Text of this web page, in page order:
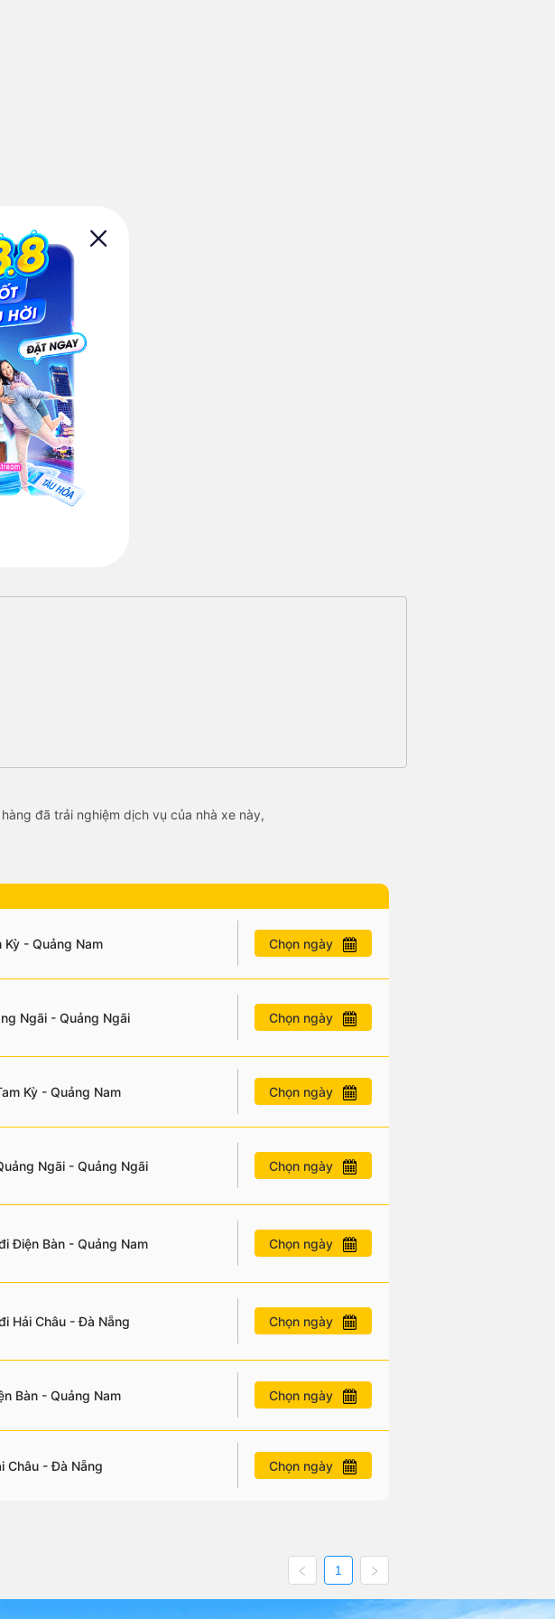
đã trải nghiệm dịch vụ của nhà xe này,
Kỳ - Quảng Nam Chọn ngày
Ngãi - Quảng Ngãi Chọn ngày
Kỳ - Quảng Nam Chọn ngày
Ngãi - Quảng Ngãi Chọn ngày
Điện Bàn - Quảng Nam Chọn ngày
Hải Châu - Đà Nẵng Chọn ngày
Bàn - Quảng Nam Chọn ngày
Châu - Đà Nẵng Chọn ngày
1